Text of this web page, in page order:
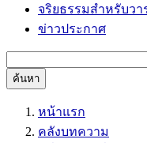
จริยธรรมสำหรับวา
ข่าวประกาศ
ค้นหา
หน้าแรก
คลังบทความ